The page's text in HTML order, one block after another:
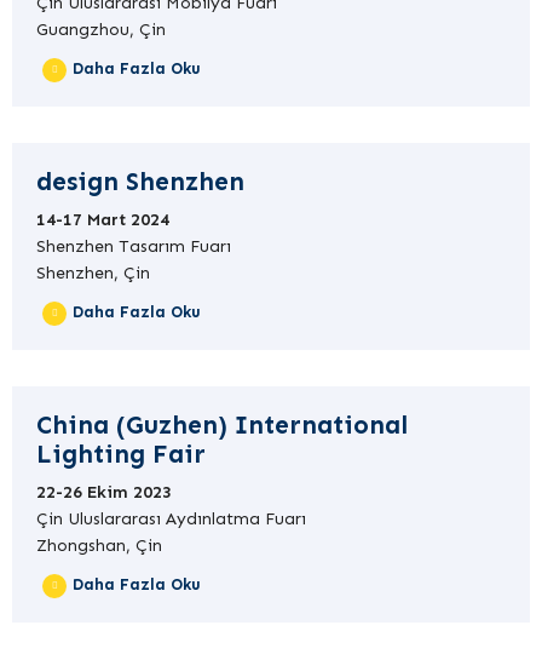
Guangzhou, Çin
Daha Fazla Oku
design Shenzhen
14-17 Mart 2024
Shenzhen Tasarım Fuarı
Shenzhen, Çin
Daha Fazla Oku
China (Guzhen) International
Lighting Fair
22-26 Ekim 2023
Çin Uluslararası Aydınlatma Fuarı
Zhongshan, Çin
Daha Fazla Oku